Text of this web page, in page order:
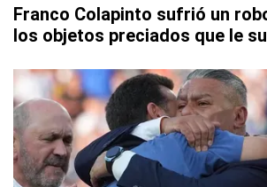
Franco Colapinto sufrió un
los objetos preciados que le